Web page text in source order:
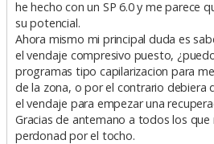
he hecho con un SP 6.0 y me parece
su potencial.
Ahora mismo mi principal duda es
el vendaje compresivo puesto,
programas tipo capilarizacion para
de la zona, o por el contrario debiera
el vendaje para empezar una
Gracias de antemano a todos los
perdonad por el tocho.